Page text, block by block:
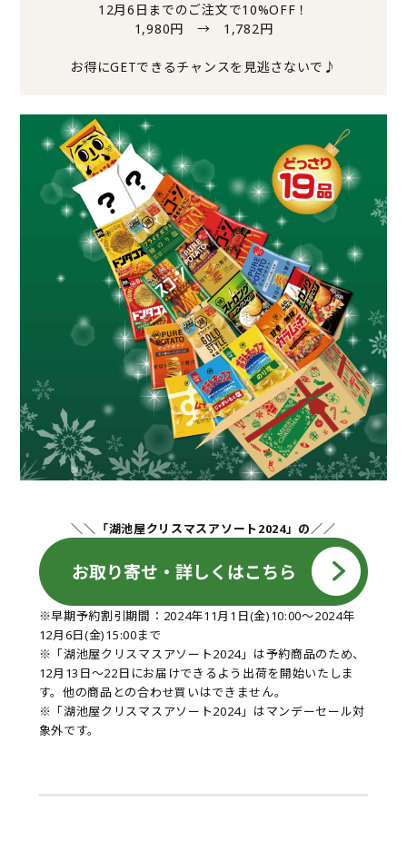
12月6日までのご注文で10%OFF！
1,980円 → 1,782円
お得にGETできるチャンスを見逃さないで♪
＼＼「湖池屋クリスマスアソート2024」の／／
※早期予約割引期間：2024年11月1日(金)10:00～2024年
12月6日(金)15:00まで
※「湖池屋クリスマスアソート2024」は予約商品のため、
12月13日～22日にお届けできるよう出荷を開始いたしま
す。他の商品との合わせ買いはできません。
※「湖池屋クリスマスアソート2024」はマンデーセール対
象外です。